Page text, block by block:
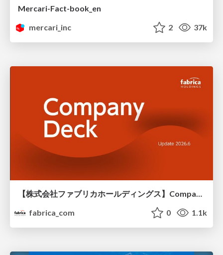
Mercari-Fact-book_en
mercari_inc
2 37k
【株式会社ファブリカホールディングス】Company deck
fabrica_com
0 1.1k